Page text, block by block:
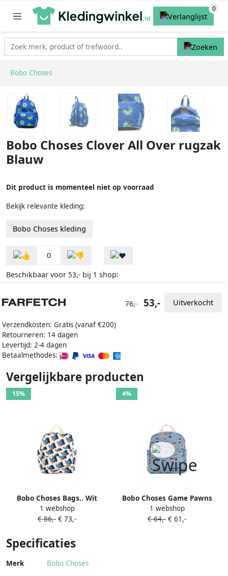
Bobo Choses
Bobo Choses Clover All Over rugzak
Blauw
Dit product is momenteel niet op voorraad
Bekijk relevante kleding:
Bobo Choses kleding
0
Beschikbaar voor 53,- bij 1 shop:
Verzendkosten: Gratis (vanaf €200)
Retourneren: 14 dagen
Levertijd: 2-4 dagen
Betaalmethodes:
76,- 53,- Uitverkocht
Vergelijkbare producten
15%
Bobo Choses Bags.. Wit
1 webshop
€ 86,- € 73,-
4%
Bobo Choses Game Pawns
rugzak Blauw
1 webshop
€ 64,- € 61,-
Specificaties
Merk Bobo Choses